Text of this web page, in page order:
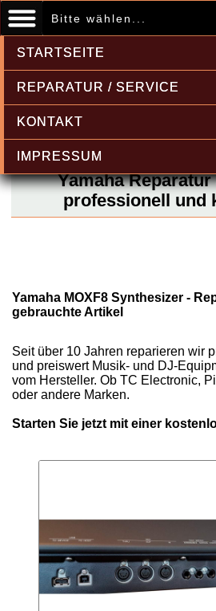
Bitte wählen...
STARTSEITE
REPARATUR / SERVICE
KONTAKT
IMPRESSUM
Yamaha
professionell und
Yamaha MOXF8 Synthesizer -
gebrauchte Artikel
Seit über 10 Jahren reparieren wir
und preiswert Musik- und DJ-
vom Hersteller. Ob TC Electronic,
oder andere Marken.
Starten Sie jetzt mit einer